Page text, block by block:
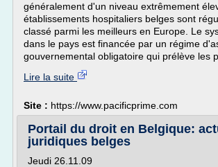
généralement d'un niveau extrêmement
établissements hospitaliers belges sont
classé parmi les meilleurs en Europe. Le
dans le pays est financée par un régime
gouvernemental obligatoire qui prélève les
Lire la suite
Site : https://www.pacificprime.com
Portail du droit en Belgique:
juridiques belges
Jeudi 26.11.09